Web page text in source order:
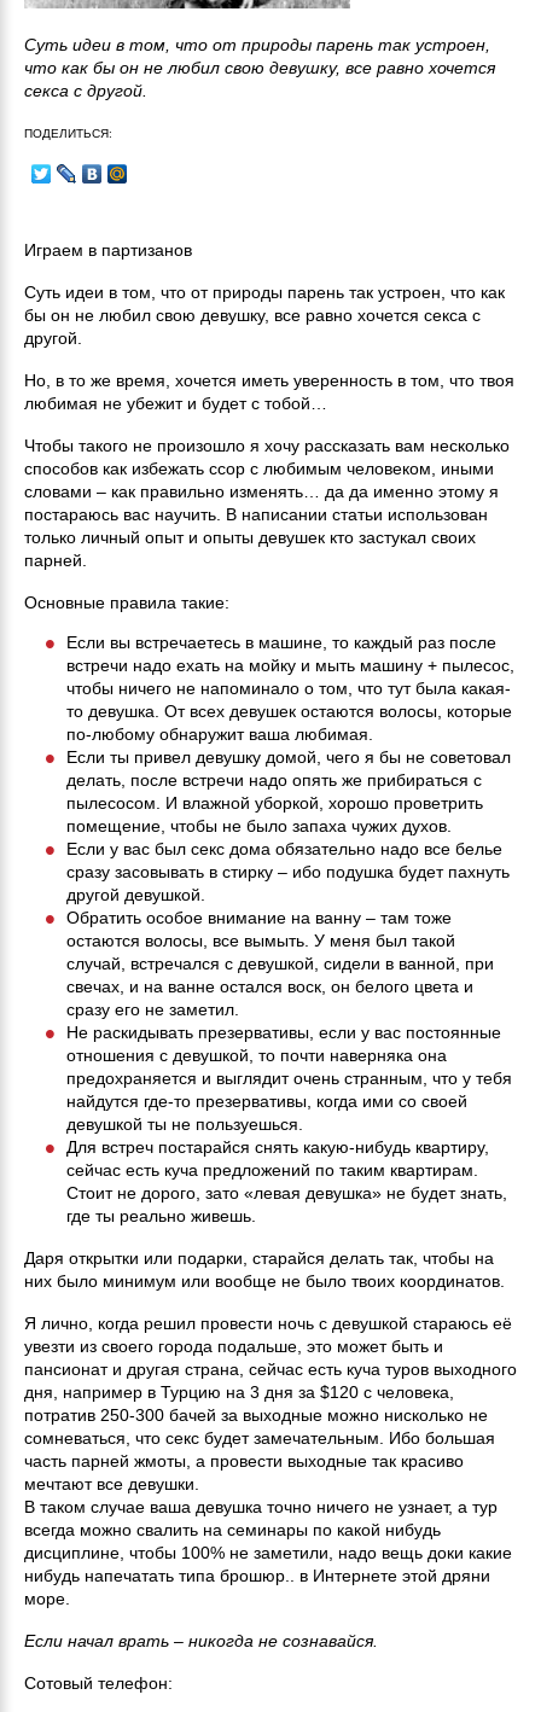
Суть идеи в том, что от природы парень так устроен,
что как бы он не любил свою девушку, все равно хочется
секса с другой.
ПОДЕЛИТЬСЯ:
Играем в партизанов
Суть идеи в том, что от природы парень так устроен, что как
бы он не любил свою девушку, все равно хочется секса с
другой.
Но, в то же время, хочется иметь уверенность в том, что твоя
любимая не убежит и будет с тобой…
Чтобы такого не произошло я хочу рассказать вам несколько
способов как избежать ссор с любимым человеком, иными
словами – как правильно изменять… да да именно этому я
постараюсь вас научить. В написании статьи использован
только личный опыт и опыты девушек кто застукал своих
парней.
Основные правила такие:
Если вы встречаетесь в машине, то каждый раз после
встречи надо ехать на мойку и мыть машину + пылесос,
чтобы ничего не напоминало о том, что тут была какая-
то девушка. От всех девушек остаются волосы, которые
по-любому обнаружит ваша любимая.
Если ты привел девушку домой, чего я бы не советовал
делать, после встречи надо опять же прибираться с
пылесосом. И влажной уборкой, хорошо проветрить
помещение, чтобы не было запаха чужих духов.
Если у вас был секс дома обязательно надо все белье
сразу засовывать в стирку – ибо подушка будет пахнуть
другой девушкой.
Обратить особое внимание на ванну – там тоже
остаются волосы, все вымыть. У меня был такой
случай, встречался с девушкой, сидели в ванной, при
свечах, и на ванне остался воск, он белого цвета и
сразу его не заметил.
Не раскидывать презервативы, если у вас постоянные
отношения с девушкой, то почти наверняка она
предохраняется и выглядит очень странным, что у тебя
найдутся где-то презервативы, когда ими со своей
девушкой ты не пользуешься.
Для встреч постарайся снять какую-нибудь квартиру,
сейчас есть куча предложений по таким квартирам.
Стоит не дорого, зато «левая девушка» не будет знать,
где ты реально живешь.
Даря открытки или подарки, старайся делать так, чтобы на
них было минимум или вообще не было твоих координатов.
Я лично, когда решил провести ночь с девушкой стараюсь её
увезти из своего города подальше, это может быть и
пансионат и другая страна, сейчас есть куча туров выходного
дня, например в Турцию на 3 дня за $120 с человека,
потратив 250-300 бачей за выходные можно нисколько не
сомневаться, что секс будет замечательным. Ибо большая
часть парней жмоты, а провести выходные так красиво
мечтают все девушки.
В таком случае ваша девушка точно ничего не узнает, а тур
всегда можно свалить на семинары по какой нибудь
дисциплине, чтобы 100% не заметили, надо вещь доки какие
нибудь напечатать типа брошюр.. в Интернете этой дряни
море.
Если начал врать – никогда не сознавайся.
Сотовый телефон: